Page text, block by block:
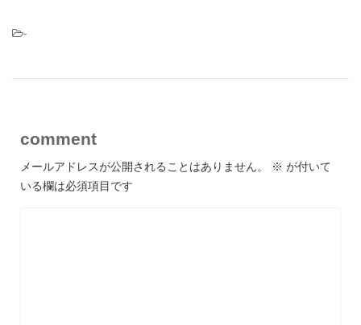
-
comment
メールアドレスが公開されることはありません。 ※ が付いて
いる欄は必須項目です